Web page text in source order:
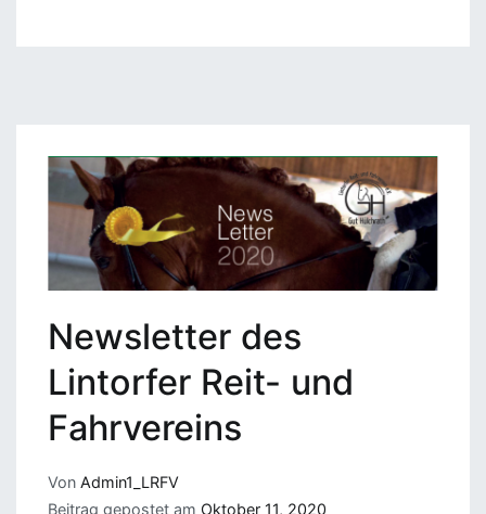
Newsletter des
Lintorfer Reit- und
Fahrvereins
Von Admin1_LRFV
Beitrag gepostet am Oktober 11, 2020